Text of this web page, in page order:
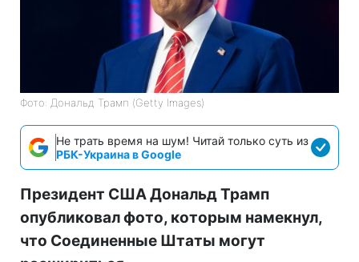
Фото: Дональд Трамп (Getty Images)
Не трать время на шум! Читай только суть из
РБК-Украина в Google
Президент США Дональд Трамп
опубликовал фото, которым намекнул,
что Соединенные Штаты могут